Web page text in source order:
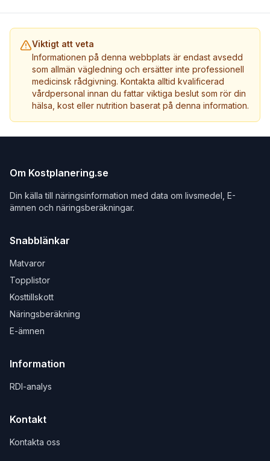
Viktigt att veta
Informationen på denna webbplats är endast avsedd
som allmän vägledning och ersätter inte professionell
medicinsk rådgivning. Kontakta alltid kvalificerad
vårdpersonal innan du fattar viktiga beslut som rör din
hälsa, kost eller nutrition baserat på denna information.
Om Kostplanering.se
Din källa till näringsinformation med data om livsmedel, E-
ämnen och näringsberäkningar.
Snabblänkar
Matvaror
Topplistor
Kosttillskott
Näringsberäkning
E-ämnen
Information
RDI-analys
Kontakt
Kontakta oss